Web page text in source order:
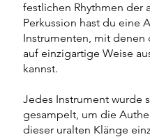
festlichen Rhythmen der
Perkussion hast du eine
Instrumenten, mit denen
auf einzigartige Weise
kannst.
Jedes Instrument wurde
gesampelt, um die
dieser uralten Klänge